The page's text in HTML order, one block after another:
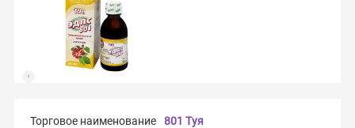
Торговое наименование
801 Туя